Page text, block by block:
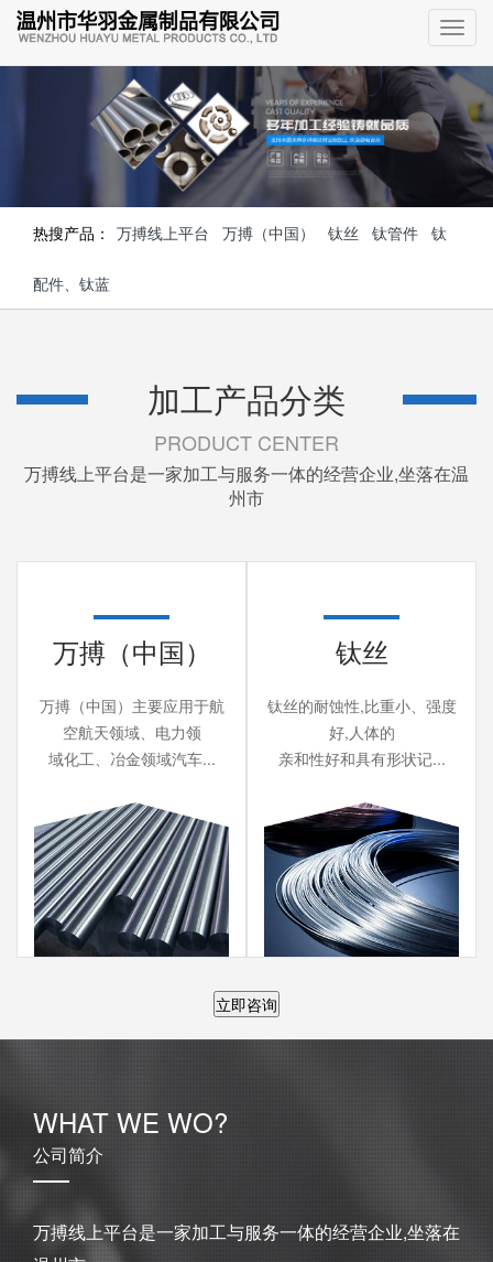
热搜产品： 万搏线上平台 万搏（中国） 钛丝 钛管件 钛
配件、钛蓝
加工产品分类
PRODUCT CENTER
万搏线上平台是一家加工与服务一体的经营企业,坐落在温
州市
万搏（中国）
万搏（中国）主要应用于航
空航天领域、电力领
域化工、冶金领域汽车...
钛丝
钛丝的耐蚀性,比重小、强度
好,人体的
亲和性好和具有形状记...
立即咨询
WHAT WE WO?
公司简介
万搏线上平台是一家加工与服务一体的经营企业,坐落在